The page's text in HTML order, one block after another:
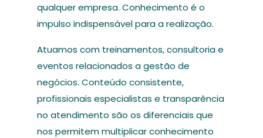
qualquer empresa. Conhecimento é o
impulso indispensável para a realização.
Atuamos com treinamentos, consultoria e
eventos relacionados a gestão de
negócios. Conteúdo consistente,
profissionais especialistas e transparência
no atendimento são os diferenciais que
nos permitem multiplicar conhecimento